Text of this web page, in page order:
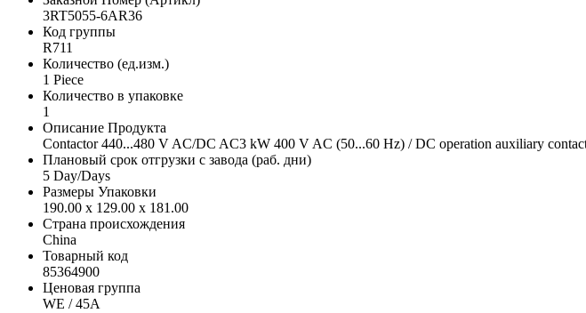
3RT5055-6AR36
Код группы
R711
Количество (ед.изм.)
1 Piece
Количество в упаковке
1
Описание Продукта
Contactor 440...480 V AC/DC AC3 kW 400 V AC (50...60 Hz) / DC operation auxiliary
Плановый срок отгрузки с завода (раб. дни)
5 Day/Days
Размеры Упаковки
190.00 x 129.00 x 181.00
Страна происхождения
China
Товарный код
85364900
Ценовая группа
WE / 45A